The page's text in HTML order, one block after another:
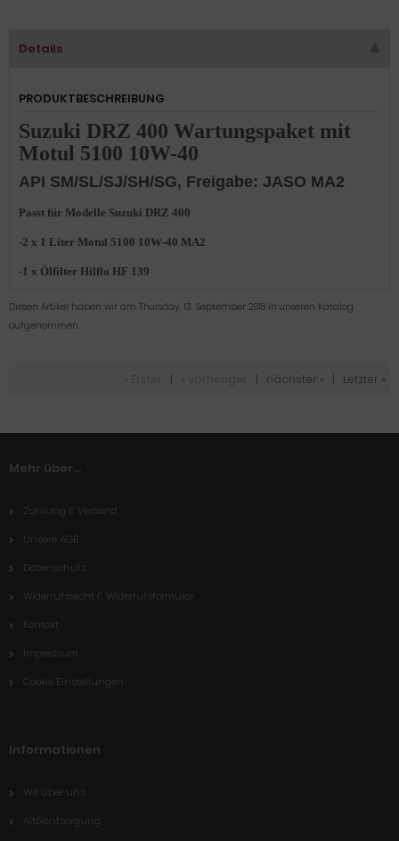
Details
PRODUKTBESCHREIBUNG
Suzuki DRZ 400 Wartungspaket mit
Motul 5100 10W-40
API SM/SL/SJ/SH/SG, Freigabe: JASO MA2
Passt für Modelle Suzuki DRZ 400
-2 x 1 Liter Motul 5100 10W-40 MA2
-1 x Ölfilter Hilflo HF 139
Diesen Artikel haben wir am Thursday, 13. September 2018 in unseren Katalog
aufgenommen.
nächster » Letzter »
Mehr über...
Zahlung & Versand
Unsere AGB
Datenschutz
Widerrufsrecht & Widerrufsformular
Kontakt
Impressum
Cookie Einstellungen
Informationen
Wir über uns
Altölentsorgung